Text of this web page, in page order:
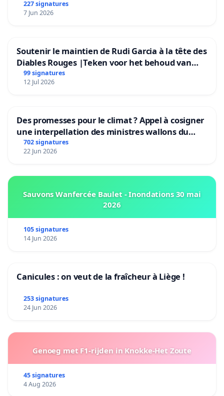
227 signatures
7 Jun 2026
Soutenir le maintien de Rudi Garcia à la tête des
Diables Rouges |Teken voor het behoud van
Rudi Garcia als bondscoach
99 signatures
12 Jul 2026
Des promesses pour le climat ? Appel à cosigner
une interpellation des ministres wallons du
climat et de l’environnement.
702 signatures
22 Jun 2026
Sauvons Wanfercée Baulet - Inondations 30 mai
2026
105 signatures
14 Jun 2026
Canicules : on veut de la fraîcheur à Liège !
253 signatures
24 Jun 2026
Genoeg met F1-rijden in Knokke-Het Zoute
45 signatures
4 Aug 2026